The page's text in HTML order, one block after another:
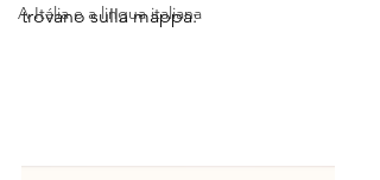
A Itália e a lingua italiana
trovano sulla mappa: